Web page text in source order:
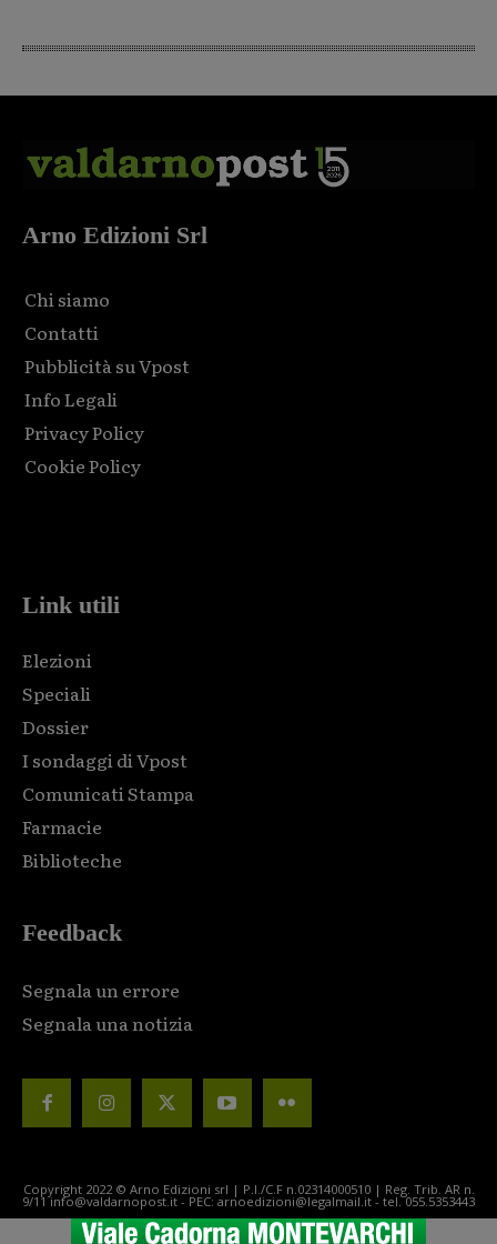
Arno Edizioni Srl
Chi siamo
Contatti
Pubblicità su Vpost
Info Legali
Privacy Policy
Cookie Policy
Link utili
Elezioni
Speciali
Dossier
I sondaggi di Vpost
Comunicati Stampa
Farmacie
Biblioteche
Feedback
Segnala un errore
Segnala una notizia
Copyright 2022 © Arno Edizioni srl | P.I./C.F n.02314000510 | Reg. Trib. AR n.
9/11 info@valdarnopost.it - PEC: arnoedizioni@legalmail.it - tel. 055.5353443